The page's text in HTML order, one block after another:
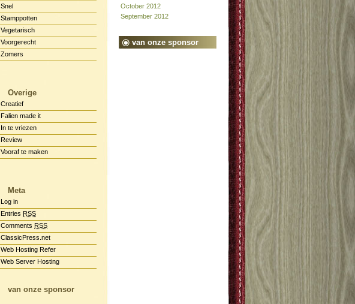
Snel
Stamppotten
Vegetarisch
Voorgerecht
Zomers
Overige
Creatief
Falien made it
In te vriezen
Review
Vooraf te maken
Meta
Log in
Entries RSS
Comments RSS
ClassicPress.net
Web Hosting Refer
Web Server Hosting
van onze sponsor
October 2012
September 2012
van onze sponsor